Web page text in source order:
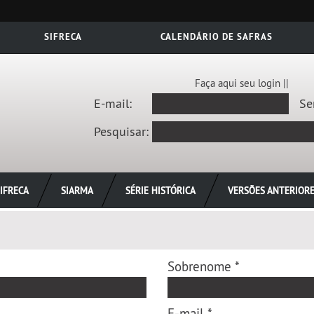
SIFRECA CALENDÁRIO DE SAFRAS
E-mail:
Faça aqui seu login ||
Pesquisar:
SIARMA SÉRIE HISTÓRICA VERSÕES
Sobrenome *